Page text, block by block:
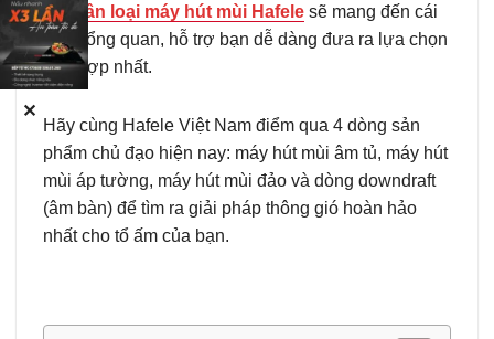
rõphân loại máy hút mùi Hafele sẽ mang đến cái
nhìn tổng quan, hỗ trợ bạn dễ dàng đưa ra lựa chọn
phù hợp nhất.
Hãy cùng Hafele Việt Nam điểm qua 4 dòng sản
phẩm chủ đạo hiện nay: máy hút mùi âm tủ, máy hút
mùi áp tường, máy hút mùi đảo và dòng downdraft
(âm bàn) để tìm ra giải pháp thông gió hoàn hảo
nhất cho tổ ấm của bạn.
✕